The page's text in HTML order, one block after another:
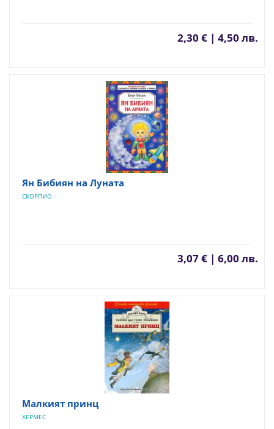
2,30 € | 4,50 лв.
Ян Бибиян на Луната
СКОРПИО
3,07 € | 6,00 лв.
Малкият принц
ХЕРМЕС